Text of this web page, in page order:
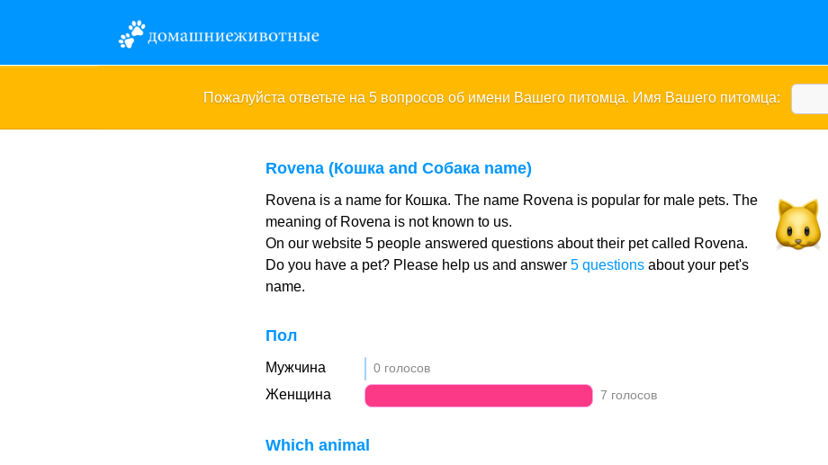
Пожалуйста ответьте на 5 вопросов об имени Вашего питомца. Имя Вашего питомца:
Rovena (Кошка and Собака name)
Rovena is a name for Кошка. The name Rovena is popular for male pets. The
meaning of Rovena is not known to us.
On our website 5 people answered questions about their pet called Rovena.
Do you have a pet? Please help us and answer 5 questionsabout your pet's
name.
Пол
Мужчина 0 голосов
Женщина 7 голосов
Which animal